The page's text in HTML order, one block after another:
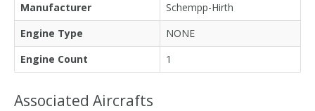
Manufacturer
Schempp-Hirth
Engine Type
NONE
Engine Count
1
Associated Aircrafts